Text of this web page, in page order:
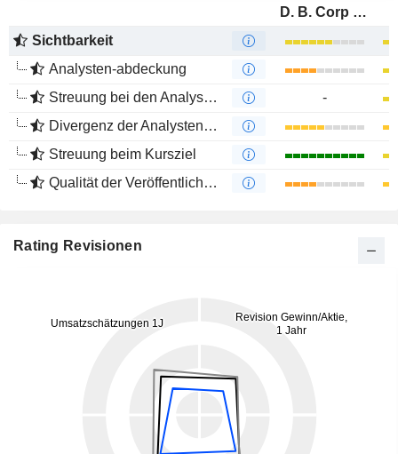
D. B. Corp Limited
Sichtbarkeit
Analysten-abdeckung
Streuung bei den Analystenmeinungen
-
Divergenz der Analystenempfehlungen
Streuung beim Kursziel
Qualität der Veröffentlichungen
Rating Revisionen